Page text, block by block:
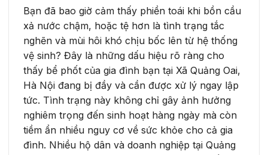
Bạn đã bao giờ cảm thấy phiền toái khi bồn cầu
xả nước chậm, hoặc tệ hơn là tình trạng tắc
nghẽn và mùi hôi khó chịu bốc lên từ hệ thống
vệ sinh? Đây là những dấu hiệu rõ ràng cho
thấy bể phốt của gia đình bạn tại Xã Quảng Oai,
Hà Nội đang bị đầy và cần được xử lý ngay lập
tức. Tình trạng này không chỉ gây ảnh hưởng
nghiêm trọng đến sinh hoạt hàng ngày mà còn
tiềm ẩn nhiều nguy cơ về sức khỏe cho cả gia
đình. Nhiều hộ dân và doanh nghiệp tại Quảng